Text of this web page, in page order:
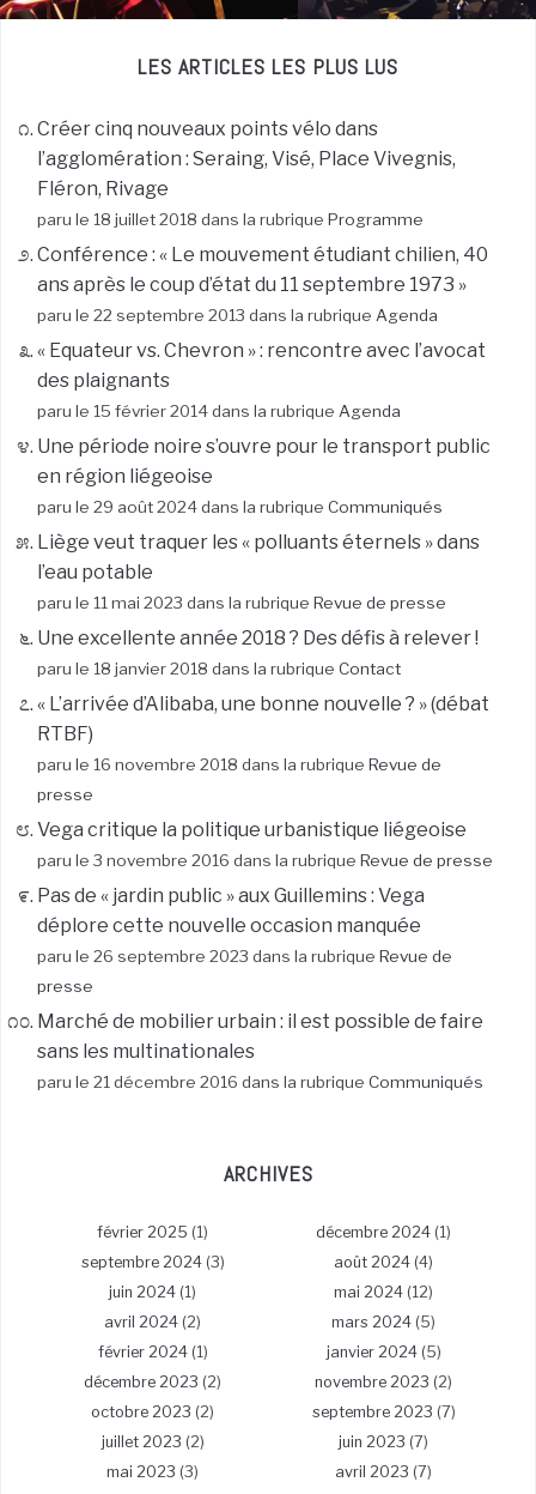
LES ARTICLES LES PLUS LUS
Créer cinq nouveaux points vélo dans
l’agglomération : Seraing, Visé, Place Vivegnis,
Fléron, Rivage
paru le 18 juillet 2018 dans la rubrique Programme
Conférence : « Le mouvement étudiant chilien, 40
ans après le coup d’état du 11 septembre 1973 »
paru le 22 septembre 2013 dans la rubrique Agenda
« Equateur vs. Chevron » : rencontre avec l’avocat
des plaignants
paru le 15 février 2014 dans la rubrique Agenda
Une période noire s’ouvre pour le transport public
en région liégeoise
paru le 29 août 2024 dans la rubrique Communiqués
Liège veut traquer les « polluants éternels » dans
l’eau potable
paru le 11 mai 2023 dans la rubrique Revue de presse
Une excellente année 2018 ? Des défis à relever !
paru le 18 janvier 2018 dans la rubrique Contact
« L’arrivée d’Alibaba, une bonne nouvelle ? » (débat
RTBF)
paru le 16 novembre 2018 dans la rubrique Revue de
presse
Vega critique la politique urbanistique liégeoise
paru le 3 novembre 2016 dans la rubrique Revue de presse
Pas de « jardin public » aux Guillemins : Vega
déplore cette nouvelle occasion manquée
paru le 26 septembre 2023 dans la rubrique Revue de
presse
Marché de mobilier urbain : il est possible de faire
sans les multinationales
paru le 21 décembre 2016 dans la rubrique Communiqués
ARCHIVES
février 2025 (1) décembre 2024 (1)
septembre 2024(3) août 2024 (4)
juin 2024 (1) mai 2024 (12)
avril 2024 (2) mars 2024 (5)
février 2024(1) janvier 2024(5)
décembre 2023 (2) novembre 2023 (2)
octobre 2023 (2) septembre 2023 (7)
juillet 2023 (2) juin 2023 (7)
mai 2023 (3) avril 2023 (7)